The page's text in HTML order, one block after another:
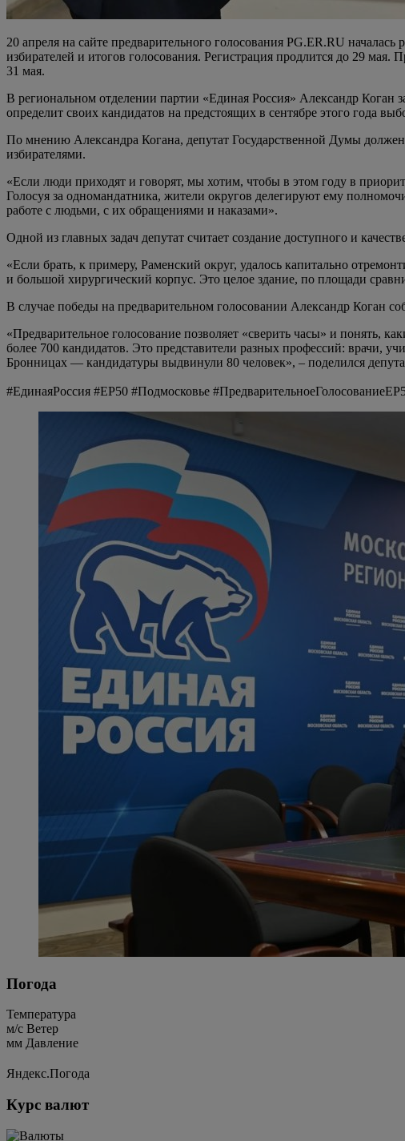
20 апреля на сайте предварительного голосования PG.ER.RU
избирателей и итогов голосования. Регистрация продлится до 29
31 мая.
В региональном отделении партии «Единая Россия» Александр Коган
определит своих кандидатов на предстоящих в сентябре этого года
По мнению Александра Когана, депутат Государственной Думы должен
избирателями.
«Если люди приходят и говорят, мы хотим, чтобы в этом году в
Голосуя за одномандатника, жители округов делегируют ему
работе с людьми, с их обращениями и наказами».
Одной из главных задач депутат считает создание доступного и
«Если брать, к примеру, Раменский округ, удалось капитально
и большой хирургический корпус. Это целое здание, по площади
В случае победы на предварительном голосовании Александр Коган
«Предварительное голосование позволяет «сверить часы» и понять,
более 700 кандидатов. Это представители разных профессий:
Бронницах — кандидатуры выдвинули 80 человек», – поделился
#ЕдинаяРоссия #ЕР50 #Подмосковье
Погода
Температура
м/c Ветер
мм Давление
Яндекс.Погода
Курс валют